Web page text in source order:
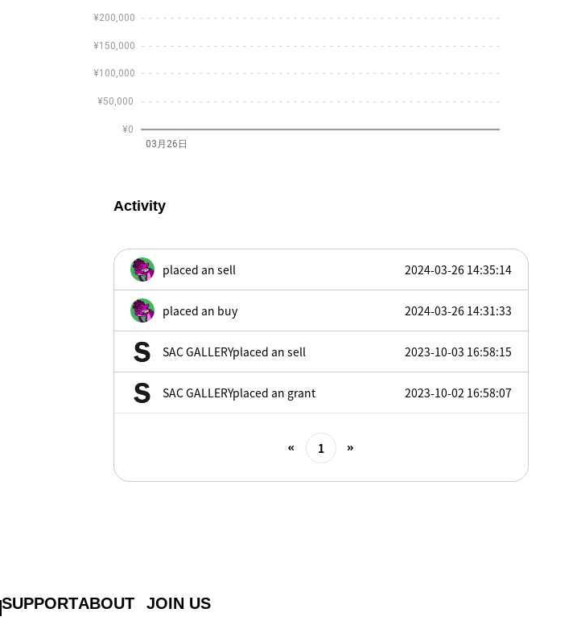
03月26日
¥0
¥50,000
¥100,000
¥150,000
¥200,000
Activity
placed an sell 2024-03-26 14:35:14
placed an buy 2024-03-26 14:31:33
SAC GALLERYplaced an sell 2023-10-03 16:58:15
SAC GALLERYplaced an grant 2023-10-02 16:58:07
1
SUPPORTABOUT JOIN US